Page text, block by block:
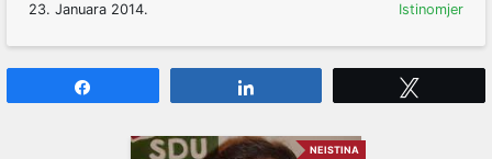
23. Januara 2014. Istinomjer
NEISTINA